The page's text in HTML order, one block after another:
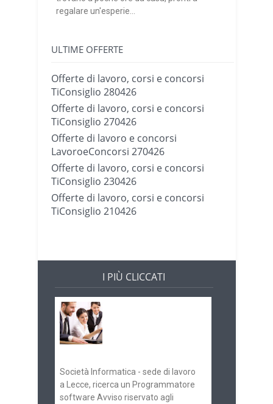
regalare un'esperie...
ULTIME OFFERTE
Offerte di lavoro, corsi e concorsi
TiConsiglio 280426
Offerte di lavoro, corsi e concorsi
TiConsiglio 270426
Offerte di lavoro e concorsi
LavoroeConcorsi 270426
Offerte di lavoro, corsi e concorsi
TiConsiglio 230426
Offerte di lavoro, corsi e concorsi
TiConsiglio 210426
I PIÙ CLICCATI
Società Informatica - sede di lavoro
a Lecce, ricerca un Programmatore
software Avviso riservato agli